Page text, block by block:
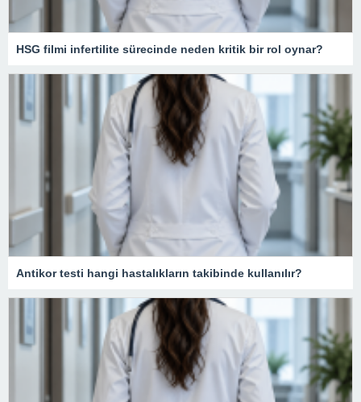
HSG filmi infertilite sürecinde neden kritik bir rol oynar?
Antikor testi hangi hastalıkların takibinde kullanılır?